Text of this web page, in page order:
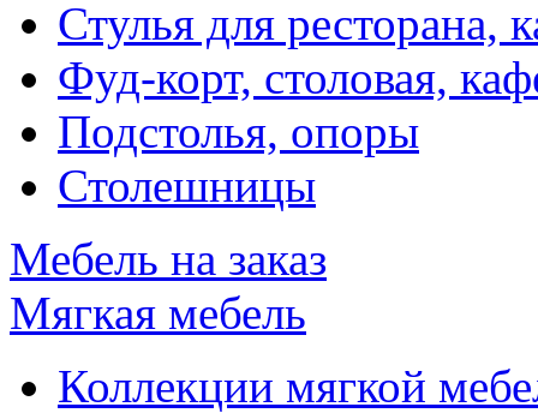
Стулья для ресторана,
Фуд-корт, столовая,
Подстолья, опоры
Столешницы
Мебель на заказ
Мягкая мебель
Коллекции мягкой